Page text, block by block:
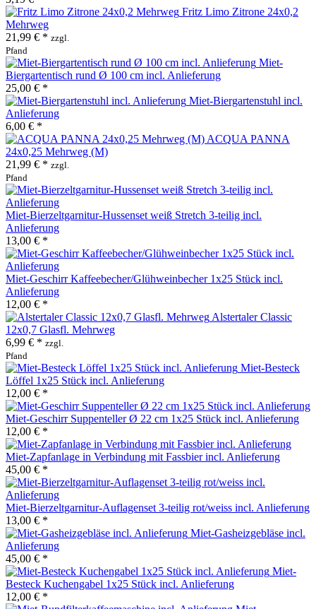
Fritz Limo Zitrone 24x0,2
Mehrweg
21,99 € * zzgl.
Pfand
Miet-
Biergartentisch rund Ø 100 cm incl. Anlieferung
25,00 € *
Miet-Biergartenstuhl incl.
Anlieferung
6,00 € *
ACQUA PANNA
24x0,25 Mehrweg (M)
21,99 € * zzgl.
Pfand
Miet-Bierzeltgarnitur-Hussenset weiß Stretch 3-teilig incl.
Anlieferung
13,00 € *
Miet-Geschirr Kaffeebecher/Glühweinbecher 1x25 Stück incl.
Anlieferung
12,00 € *
Alstertaler Classic
12x0,7 Glasfl. Mehrweg
6,99 € * zzgl.
Pfand
Miet-Besteck
Löffel 1x25 Stück incl. Anlieferung
12,00 € *
Miet-Geschirr Suppenteller Ø 22 cm 1x25 Stück incl. Anlieferung
12,00 € *
Miet-Zapfanlage in Verbindung mit Fassbier incl. Anlieferung
45,00 € *
Miet-Bierzeltgarnitur-Auflagenset 3-teilig rot/weiss incl. Anlieferung
13,00 € *
Miet-Gasheizgebläse incl.
Anlieferung
45,00 € *
Miet-
Besteck Kuchengabel 1x25 Stück incl. Anlieferung
12,00 € *